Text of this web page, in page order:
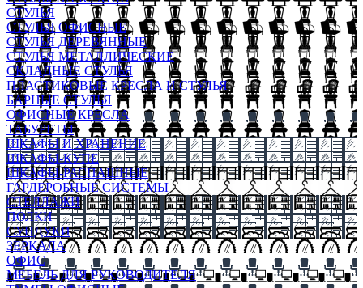
СТУЛЬЯ
СТУЛЬЯ ОФИСНЫЕ
СТУЛЬЯ ДЕРЕВЯННЫЕ
СТУЛЬЯ МЕТАЛЛИЧЕСКИЕ
СКЛАДНЫЕ СТУЛЬЯ
ПЛАСТИКОВЫЕ КРЕСЛА И СТУЛЬЯ
БАРНЫЕ СТУЛЬЯ
ОФИСНЫЕ КРЕСЛА
ТАБУРЕТЫ
ШКАФЫ И ХРАНЕНИЕ
ШКАФЫ-КУПЕ
ШКАФЫ-РАСПАШНЫЕ
ГАРДЕРОБНЫЕ СИСТЕМЫ
СТЕЛЛАЖИ
ПОЛКИ
СУНДУКИ
ЗЕРКАЛА
ОФИС
МЕБЕЛЬ ДЛЯ РУКОВОДИТЕЛЯ